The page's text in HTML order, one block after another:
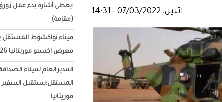
:يعطى أشارة بدء عمل زورق الإرشاد
ميناء نواكشوط المستقل يشارك فى
معرض اكسبو موريتانيا 2026
المدير العام لميناء الصداقة
المستقل:يستقبل السفير الصيني فى
موريتانيا